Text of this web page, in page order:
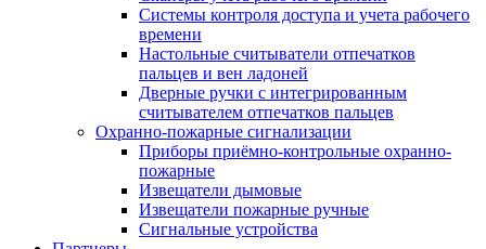
Системы контроля доступа и учета рабочего
времени
Настольные считыватели отпечатков
пальцев и вен ладоней
Дверные ручки с интегрированным
считывателем отпечатков пальцев
Охранно-пожарные сигнализации
Приборы приёмно-контрольные охранно-
пожарные
Извещатели дымовые
Извещатели пожарные ручные
Сигнальные устройства